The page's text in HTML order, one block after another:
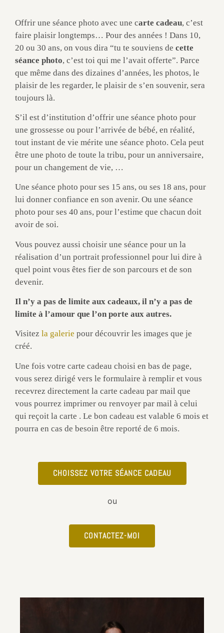
Offrir une séance photo avec une carte cadeau, c’est
faire plaisir longtemps… Pour des années ! Dans 10,
20 ou 30 ans, on vous dira “tu te souviens de cette
séance photo, c’est toi qui me l’avait offerte”. Parce
que même dans des dizaines d’années, les photos, le
plaisir de les regarder, le plaisir de s’en souvenir, sera
toujours là.
S’il est d’institution d’offrir une séance photo pour
une grossesse ou pour l’arrivée de bébé, en réalité,
tout instant de vie mérite une séance photo. Cela peut
être une photo de toute la tribu, pour un anniversaire,
pour un changement de vie, …
Une séance photo pour ses 15 ans, ou ses 18 ans, pour
lui donner confiance en son avenir. Ou une séance
photo pour ses 40 ans, pour l’estime que chacun doit
avoir de soi.
Vous pouvez aussi choisir une séance pour un la
réalisation d’un portrait professionnel pour lui dire à
quel point vous êtes fier de son parcours et de son
devenir.
Il n’y a pas de limite aux cadeaux, il n’y a pas de
limite à l’amour que l’on porte aux autres.
Visitez la galerie pour découvrir les images que je
créé.
Une fois votre carte cadeau choisi en bas de page,
vous serez dirigé vers le formulaire à remplir et vous
recevrez directement la carte cadeau par mail que
vous pourrez imprimer ou renvoyer par mail à celui
qui reçoit la carte . Le bon cadeau est valable 6 mois et
pourra en cas de besoin être reporté de 6 mois.
CHOISSEZ VOTRE SÉANCE CADEAU
ou
CONTACTEZ-MOI